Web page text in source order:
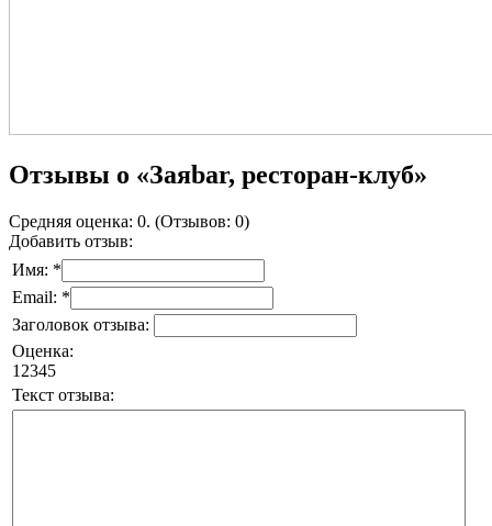
Отзывы о «Заяbar, ресторан-клуб»
Средняя оценка: 0. (Отзывов: 0)
Добавить отзыв:
Имя: *
Email: *
Заголовок отзыва:
Оценка:
1 2345
Текст отзыва: